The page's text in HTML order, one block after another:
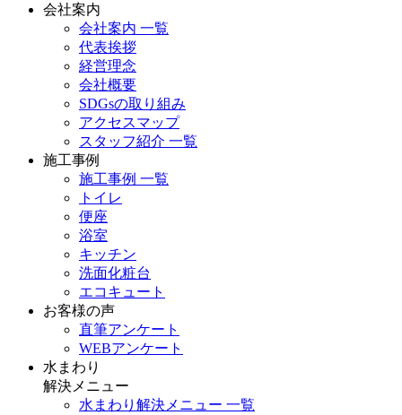
会社案内
会社案内 一覧
代表挨拶
経営理念
会社概要
SDGsの取り組み
アクセスマップ
スタッフ紹介 一覧
施工事例
施工事例 一覧
トイレ
便座
浴室
キッチン
洗面化粧台
エコキュート
お客様の声
直筆アンケート
WEBアンケート
水まわり
解決メニュー
水まわり解決メニュー 一覧